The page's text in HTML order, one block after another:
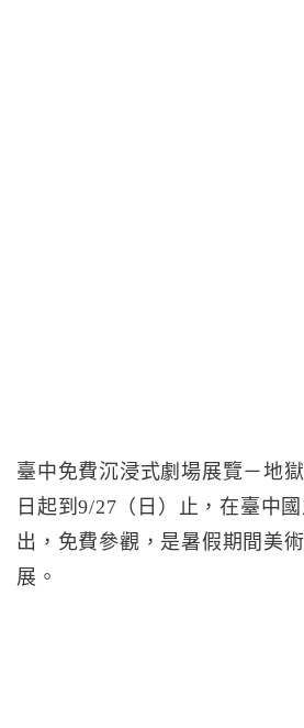
臺中免費沉浸式劇場展覽－地
日起到9/27（日）止，在臺中
出，免費參觀，是暑假期間美
展。